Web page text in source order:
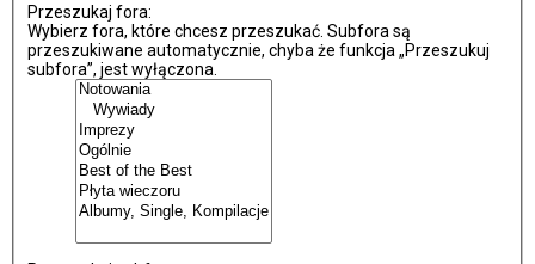
Przeszukaj fora:
Wybierz fora, które chcesz przeszukać. Subfora są
przeszukiwane automatycznie, chyba że funkcja „Przeszukuj
subfora”, jest wyłączona.